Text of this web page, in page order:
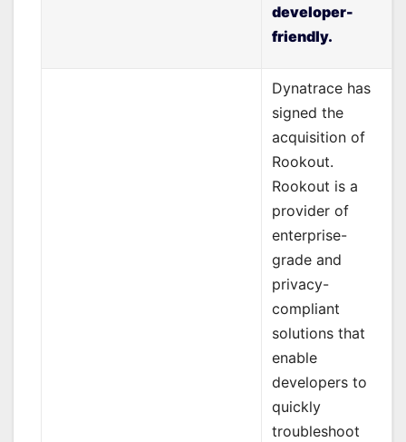
developer-
friendly.
Dynatrace has
signed the
acquisition of
Rookout.
Rookout is a
provider of
enterprise-
grade and
privacy-
compliant
solutions that
enable
developers to
quickly
troubleshoot